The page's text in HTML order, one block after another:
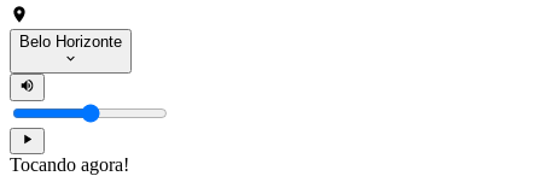
Belo Horizonte
Tocando agora!